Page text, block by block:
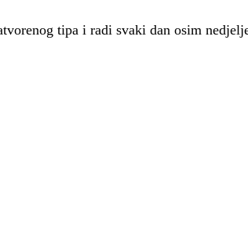
tipa i radi svaki dan osim